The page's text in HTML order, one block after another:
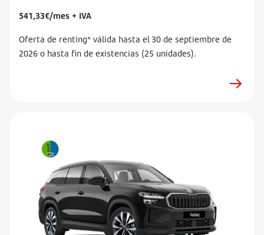
541,33€/mes + IVA
Oferta de renting* válida hasta el 30 de septiembre de
2026 o hasta fin de existencias (25 unidades).